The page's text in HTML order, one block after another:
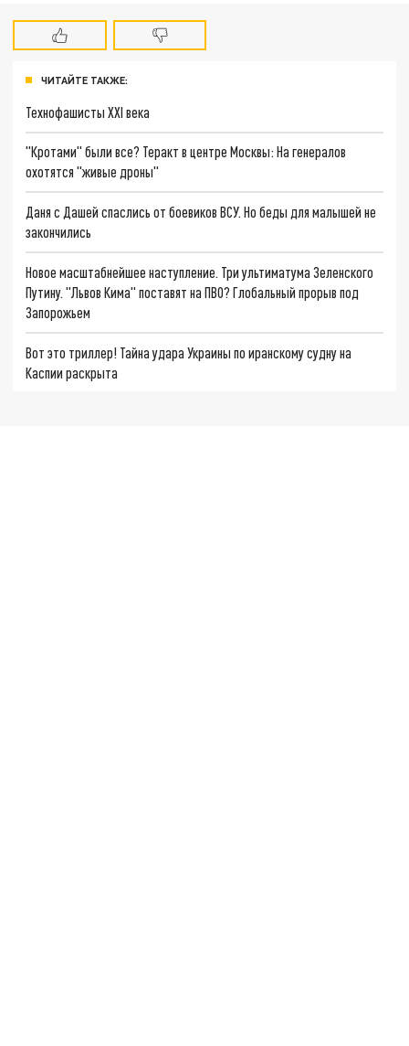
ЧИТАЙТЕ ТАКЖЕ:
Технофашисты XXI века
"Кротами" были все? Теракт в центре Москвы: На генералов
охотятся "живые дроны"
Даня с Дашей спаслись от боевиков ВСУ. Но беды для малышей не
закончились
Новое масштабнейшее наступление. Три ультиматума Зеленского
Путину. "Львов Кима" поставят на ПВО? Глобальный прорыв под
Запорожьем
Вот это триллер! Тайна удара Украины по иранскому судну на
Каспии раскрыта